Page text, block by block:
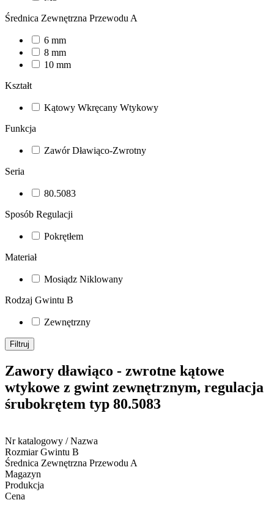
Średnica Zewnętrzna Przewodu A
6 mm
8 mm
10 mm
Kształt
Kątowy Wkręcany Wtykowy
Funkcja
Zawór Dławiąco-Zwrotny
Seria
80.5083
Sposób Regulacji
Pokrętłem
Materiał
Mosiądz Niklowany
Rodzaj Gwintu B
Zewnętrzny
Filtruj
Zawory dławiąco - zwrotne kątowe
wtykowe z gwint zewnętrznym, regulacja
śrubokrętem typ 80.5083
Nr katalogowy / Nazwa
Rozmiar Gwintu B
Średnica Zewnętrzna Przewodu A
Magazyn
Produkcja
Cena